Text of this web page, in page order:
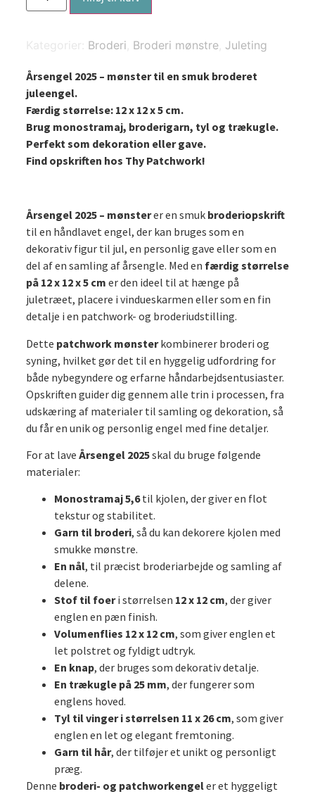
-
Kategorier: Broderi, Broderi mønstre, Juleting
Årsengel 2025 – mønster til en smuk broderet
juleengel.
Færdig størrelse: 12 x 12 x 5 cm.
Brug monostramaj, broderigarn, tyl og trækugle.
Perfekt som dekoration eller gave.
Find opskriften hos Thy Patchwork!
Årsengel 2025 – mønsterer en smuk broderiopskrift
til en håndlavet engel, der kan bruges som en
dekorativ figur til jul, en personlig gave eller som en
del af en samling af årsengle. Med en færdig størrelse
på 12 x 12 x 5 cm er den ideel til at hænge på
juletræet, placere i vindueskarmen eller som en fin
detalje i en patchwork- og broderiudstilling.
Dette patchwork mønsterkombinerer broderi og
syning, hvilket gør det til en hyggelig udfordring for
både nybegyndere og erfarne håndarbejdsentusiaster.
Opskriften guider dig gennem alle trin i processen, fra
udskæring af materialer til samling og dekoration, så
du får en unik og personlig engel med fine detaljer.
For at lave Årsengel 2025skal du bruge følgende
materialer:
Monostramaj 5,6til kjolen, der giver en flot
tekstur og stabilitet.
Garn til broderi, så du kan dekorere kjolen med
smukke mønstre.
En nål, til præcist broderiarbejde og samling af
delene.
Stof til foeri størrelsen 12 x 12 cm, der giver
englen en pæn finish.
Volumenflies 12 x 12 cm, som giver englen et
let polstret og fyldigt udtryk.
En knap, der bruges som dekorativ detalje.
En trækugle på 25 mm, der fungerer som
englens hoved.
Tyl til vinger i størrelsen 11 x 26 cm, som giver
englen en let og elegant fremtoning.
Garn til hår, der tilføjer et unikt og personligt
præg.
Denne broderi- og patchworkengeler et hyggeligt